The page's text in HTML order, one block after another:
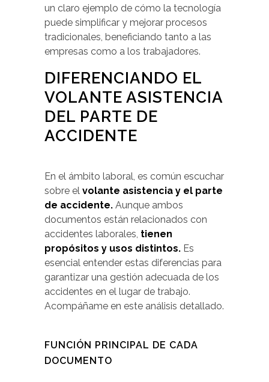
un claro ejemplo de cómo la tecnología
puede simplificar y mejorar procesos
tradicionales, beneficiando tanto a las
empresas como a los trabajadores.
DIFERENCIANDO EL
VOLANTE ASISTENCIA
DEL PARTE DE
ACCIDENTE
En el ámbito laboral, es común escuchar
sobre el volante asistencia y el parte
de accidente. Aunque ambos
documentos están relacionados con
accidentes laborales, tienen
propósitos y usos distintos. Es
esencial entender estas diferencias para
garantizar una gestión adecuada de los
accidentes en el lugar de trabajo.
Acompáñame en este análisis detallado.
FUNCIÓN PRINCIPAL DE CADA
DOCUMENTO